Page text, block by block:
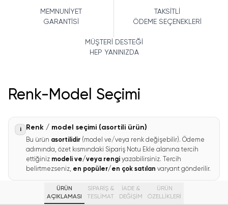
MEMNUNİYET
GARANTİSİ
TAKSİTLİ
ÖDEME SEÇENEKLERİ
MÜŞTERİ DESTEĞİ
HEP YANINIZDA
Renk-Model Seçimi
i Renk / model seçimi (asortili ürün)
Bu ürün asortilidir (model ve/veya renk değişebilir). Ödeme
adımında, özet kısmındaki Sipariş Notu Ekle alanına tercih
ettiğiniz modeli ve/veya rengi yazabilirsiniz. Tercih
belirtmezseniz, en popüler/en çok satılan varyant gönderilir.
ÜRÜN
AÇIKLAMASI
SİPARİŞ &
TESLİMAT
İADE &
DEĞİŞİM
ÜRÜN
ÖZELLIKLERI